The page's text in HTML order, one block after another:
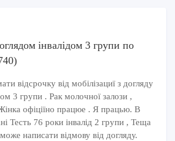
інвалідом 3 групи по
відсрочку від мобілізациї з догляду
3 групи . Рак молочної залози ,
Жінка офіціїно працюе . Я працью. В
Тесть 76 роки інвалід 2 групи , Теща
написати відмову від догляду.